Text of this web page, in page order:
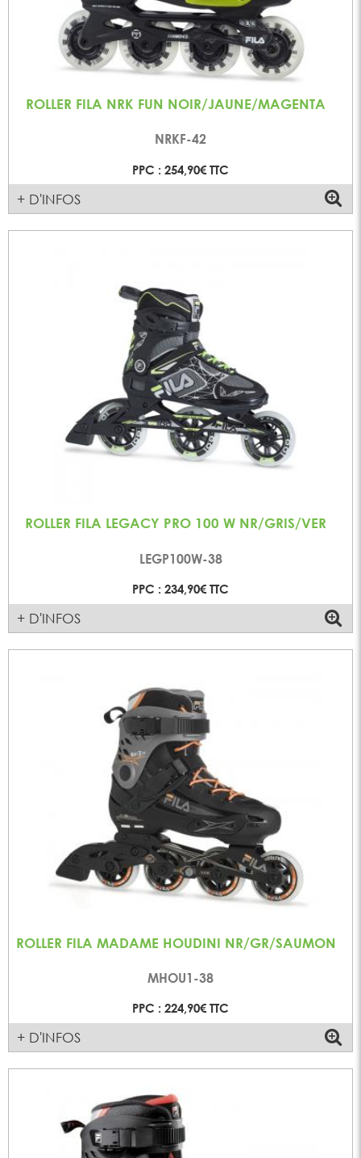
ROLLER FILA NRK FUN NOIR/JAUNE/MAGENTA
NRKF-42
PPC : 254,90€ TTC
+ D'INFOS
ROLLER FILA LEGACY PRO 100 W NR/GRIS/VER
LEGP100W-38
PPC : 234,90€ TTC
+ D'INFOS
ROLLER FILA MADAME HOUDINI NR/GR/SAUMON
MHOU1-38
PPC : 224,90€ TTC
+ D'INFOS